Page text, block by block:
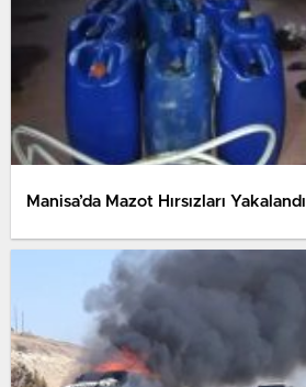
Manisa’da Mazot Hırsızları Yakalandı